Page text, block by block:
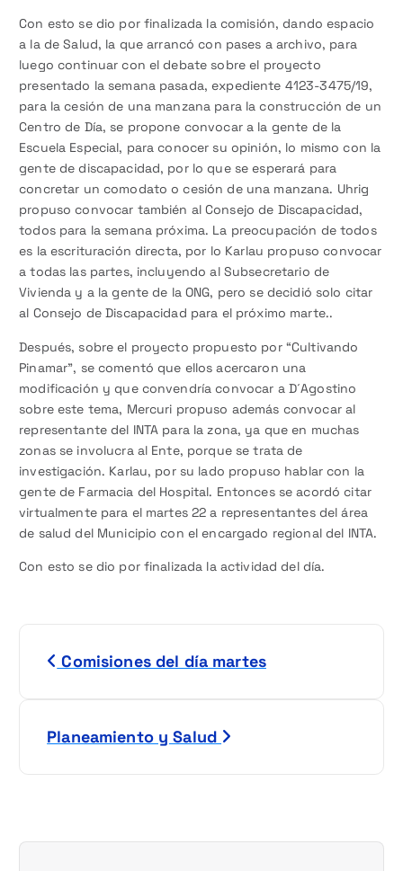
Con esto se dio por finalizada la comisión, dando espacio
a la de Salud, la que arrancó con pases a archivo, para
luego continuar con el debate sobre el proyecto
presentado la semana pasada, expediente 4123-3475/19,
para la cesión de una manzana para la construcción de un
Centro de Día, se propone convocar a la gente de la
Escuela Especial, para conocer su opinión, lo mismo con la
gente de discapacidad, por lo que se esperará para
concretar un comodato o cesión de una manzana. Uhrig
propuso convocar también al Consejo de Discapacidad,
todos para la semana próxima. La preocupación de todos
es la escrituración directa, por lo Karlau propuso convocar
a todas las partes, incluyendo al Subsecretario de
Vivienda y a la gente de la ONG, pero se decidió solo citar
al Consejo de Discapacidad para el próximo marte..
Después, sobre el proyecto propuesto por “Cultivando
Pinamar”, se comentó que ellos acercaron una
modificación y que convendría convocar a D´Agostino
sobre este tema, Mercuri propuso además convocar al
representante del INTA para la zona, ya que en muchas
zonas se involucra al Ente, porque se trata de
investigación. Karlau, por su lado propuso hablar con la
gente de Farmacia del Hospital. Entonces se acordó citar
virtualmente para el martes 22 a representantes del área
de salud del Municipio con el encargado regional del INTA.
Con esto se dio por finalizada la actividad del día.
a
Comisiones del día martes
Planeamiento y Salud